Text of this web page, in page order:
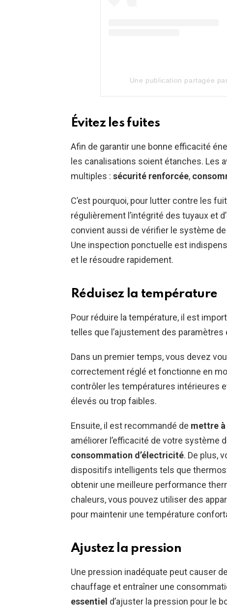
Une publication partagée
Évitez les fuites
Afin de garantir une bonne efficacité
les canalisations soient étanches. Les
multiples : sécurité renforcée,
C’est pourquoi, pour lutter contre les
régulièrement l’intégrité des tuyaux et
convient aussi de vérifier le système
Une inspection ponctuelle est
et le résoudre rapidement.
Réduisez la température
Pour réduire la température, il est
telles que l’ajustement des
Dans un premier temps, vous devez
correctement réglé et fonctionne en
contrôler les températures intérieures
élevés ou trop faibles.
Ensuite, il est recommandé de mettre
améliorer l’efficacité de votre système
consommation d’électricité. De plus,
dispositifs intelligents tels que
obtenir une meilleure performance
chaleurs, vous pouvez utiliser des
pour maintenir une température
Ajustez la pression
Une pression inadéquate peut causer
chauffage et entraîner une
essentiel d’ajuster la pression pour le